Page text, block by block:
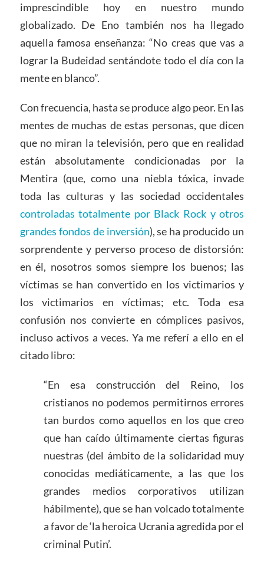
imprescindible hoy en nuestro mundo
globalizado. De Eno también nos ha llegado
aquella famosa enseñanza: “No creas que vas a
lograr la Budeidad sentándote todo el día con la
mente en blanco”.
Con frecuencia, hasta se produce algo peor. En las
mentes de muchas de estas personas, que dicen
que no miran la televisión, pero que en realidad
están absolutamente condicionadas por la
Mentira (que, como una niebla tóxica, invade
toda las culturas y las sociedad occidentales
controladas totalmente por Black Rock y otros
grandes fondos de inversión), se ha producido un
sorprendente y perverso proceso de distorsión:
en él, nosotros somos siempre los buenos; las
víctimas se han convertido en los victimarios y
los victimarios en víctimas; etc. Toda esa
confusión nos convierte en cómplices pasivos,
incluso activos a veces. Ya me referí a ello en el
citado libro:
“En esa construcción del Reino, los
cristianos no podemos permitirnos errores
tan burdos como aquellos en los que creo
que han caído últimamente ciertas figuras
nuestras (del ámbito de la solidaridad muy
conocidas mediáticamente, a las que los
grandes medios corporativos utilizan
hábilmente), que se han volcado totalmente
a favor de ‘la heroica Ucrania agredida por el
criminal Putin’.